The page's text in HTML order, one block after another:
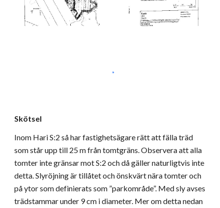
Skötsel
Inom Hari S:2 så har fastighetsägare rätt att fälla träd
som står upp till 25 m från tomtgräns. Observera att alla
tomter inte gränsar mot S:2 och då gäller naturligtvis inte
detta. Slyröjning är tillåtet och önskvärt nära tomter och
på ytor som definierats som ”parkområde”. Med sly avses
trädstammar under 9 cm i diameter. Mer om detta nedan